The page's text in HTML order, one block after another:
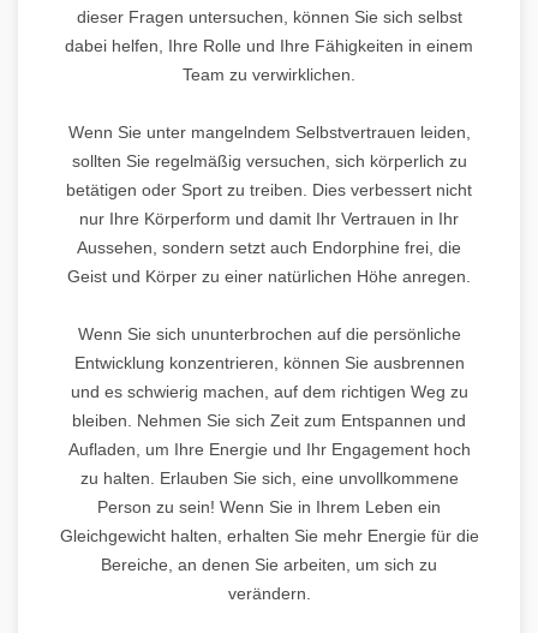
dieser Fragen untersuchen, können Sie sich selbst
dabei helfen, Ihre Rolle und Ihre Fähigkeiten in einem
Team zu verwirklichen.
Wenn Sie unter mangelndem Selbstvertrauen leiden,
sollten Sie regelmäßig versuchen, sich körperlich zu
betätigen oder Sport zu treiben. Dies verbessert nicht
nur Ihre Körperform und damit Ihr Vertrauen in Ihr
Aussehen, sondern setzt auch Endorphine frei, die
Geist und Körper zu einer natürlichen Höhe anregen.
Wenn Sie sich ununterbrochen auf die persönliche
Entwicklung konzentrieren, können Sie ausbrennen
und es schwierig machen, auf dem richtigen Weg zu
bleiben. Nehmen Sie sich Zeit zum Entspannen und
Aufladen, um Ihre Energie und Ihr Engagement hoch
zu halten. Erlauben Sie sich, eine unvollkommene
Person zu sein! Wenn Sie in Ihrem Leben ein
Gleichgewicht halten, erhalten Sie mehr Energie für die
Bereiche, an denen Sie arbeiten, um sich zu
verändern.